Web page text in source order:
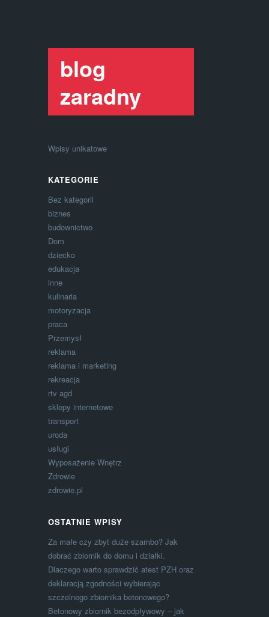
blog
zaradny
Wpisy unikatowe
KATEGORIE
Bez kategorii
biznes
budownictwo
Dom
dziecko
edukacja
inne
kulinaria
motoryzacja
praca
Przemysł
reklama
reklama i marketing
rekreacja
rtv agd
sklepy internetowe
transport
uroda
usługi
Wyposażenie Wnętrz
Zdrowie
zdrowie.pl
OSTATNIE WPISY
Za małe czy zbyt duże szambo? Jak
dobrać zbiornik do domu i działki.
Dlaczego warto sprawdzić atest PZH oraz
deklaracją zgodności wybierając
szczelnego zbiornika betonowego?
Betonowy zbiornik bezodpływowy – jak